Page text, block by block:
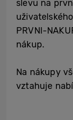
slevu na
PRVNI-
nákup.
Na nákupy
vztahuje